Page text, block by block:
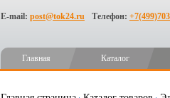
E-mail: post@tok24.ru Телефон:
Главная Каталог